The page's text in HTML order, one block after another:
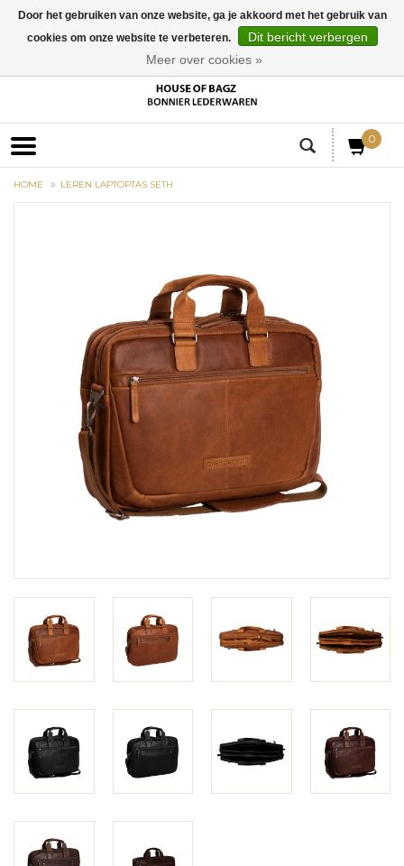
0
HOME LEREN LAPTOPTAS SETH
Door het gebruiken van onze website, ga je akkoord met het gebruik van
cookies om onze website te verbeteren.
Dit bericht verbergen
Meer over cookies »